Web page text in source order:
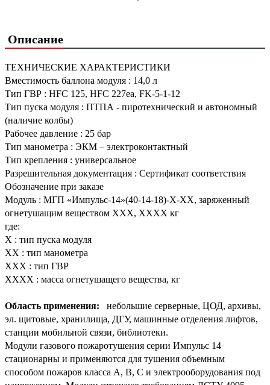
Описание
ТЕХНИЧЕСКИЕ ХАРАКТЕРИСТИКИ
Вместимость баллона модуля : 14,0 л
Тип ГВР : HFC 125, HFC 227ea, FK-5-1-12
Тип пуска модуля : ПТПА - пиротехнический и автономный
(наличие колбы)
Рабочее давление : 25 бар
Тип манометра : ЭКМ – электроконтактный
Тип крепления : универсальное
Разрешительная документация : Сертификат соответствия
Обозначение при заказе
Модуль : МГП «Импульс-14»(40-14-18)-Х-ХХ, заряженный
огнетушащим веществом ХХХ, ХХХХ кг
где:
Х : тип пуска модуля
ХХ : тип манометра
ХХХ : тип ГВР
ХХХХ : масса огнетушащего вещества, кг
Область применения: небольшие серверные, ЦОД, архивы,
эл. щитовые, хранилища, ДГУ, машинные отделения лифтов,
станции мобильной связи, библиотеки.
Модули газового пожаротушения серии Импульс 14
стационарны и применяются для тушения объемным
способом пожаров класса A, B, C и электрооборудования под